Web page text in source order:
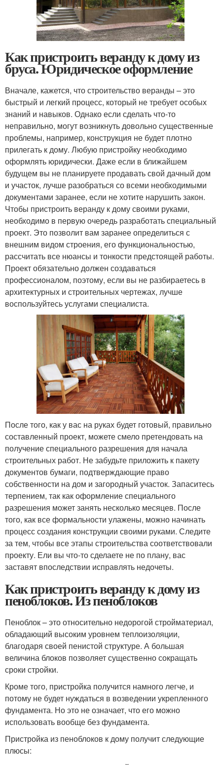
Как пристроить веранду к дому из
бруса. Юридическое оформление
Вначале, кажется, что строительство веранды – это
быстрый и легкий процесс, который не требует особых
знаний и навыков. Однако если сделать что-то
неправильно, могут возникнуть довольно существенные
проблемы, например, конструкция не будет плотно
прилегать к дому. Любую пристройку необходимо
оформлять юридически. Даже если в ближайшем
будущем вы не планируете продавать свой дачный дом
и участок, лучше разобраться со всеми необходимыми
документами заранее, если не хотите нарушить закон.
Чтобы пристроить веранду к дому своими руками,
необходимо в первую очередь разработать специальный
проект. Это позволит вам заранее определиться с
внешним видом строения, его функциональностью,
рассчитать все нюансы и тонкости предстоящей работы.
Проект обязательно должен создаваться
профессионалом, поэтому, если вы не разбираетесь в
архитектурных и строительных чертежах, лучше
воспользуйтесь услугами специалиста.
После того, как у вас на руках будет готовый, правильно
составленный проект, можете смело претендовать на
получение специального разрешения для начала
строительных работ. Не забудьте приложить к пакету
документов бумаги, подтверждающие право
собственности на дом и загородный участок. Запаситесь
терпением, так как оформление специального
разрешения может занять несколько месяцев. После
того, как все формальности улажены, можно начинать
процесс создания конструкции своими руками. Следите
за тем, чтобы все этапы строительства соответствовали
проекту. Ели вы что-то сделаете не по плану, вас
заставят впоследствии исправлять недочеты.
Как пристроить веранду к дому из
пеноблоков. Из пеноблоков
Пеноблок – это относительно недорогой стройматериал,
обладающий высоким уровнем теплоизоляции,
благодаря своей пенистой структуре. А большая
величина блоков позволяет существенно сокращать
сроки стройки.
Кроме того, пристройка получится намного легче, и
потому не будет нуждаться в возведении укрепленного
фундамента. Но это не означает, что его можно
использовать вообще без фундамента.
Пристройка из пеноблоков к дому получит следующие
плюсы: